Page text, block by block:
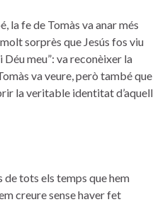
la fe de Tomàs va anar més
sorprès que Jesús fos viu
Déu meu”: va reconèixer la
va veure, però també que
la veritable identitat d’aquell
de tots els temps que hem
creure sense haver fet